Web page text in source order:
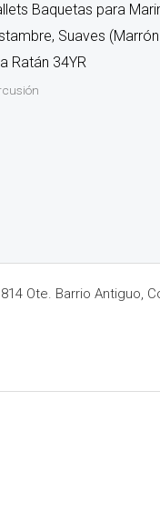
Baquetas para
Suaves (Marrón
Ratán 34YR
Ote. Barrio Antiguo,